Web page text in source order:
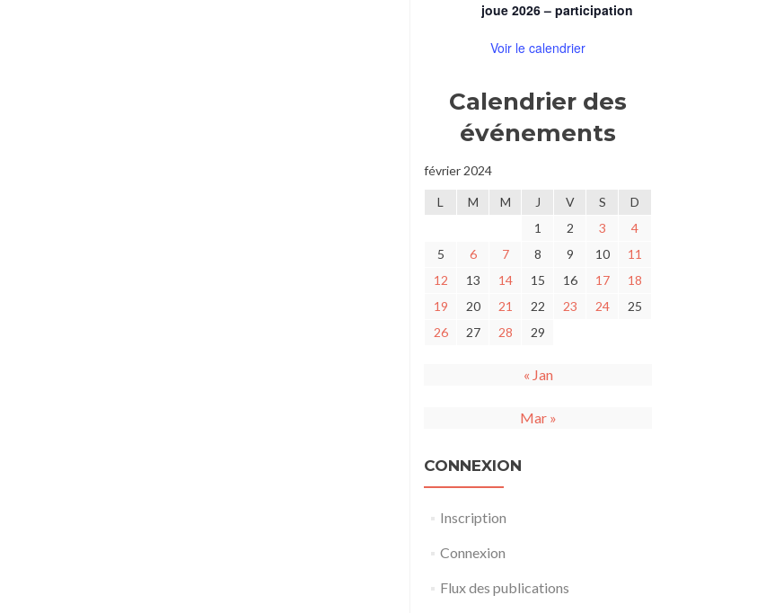
joue 2026 – participation
Voir le calendrier
Calendrier des
événements
février 2024
L M M J V S
D
1
2 3
4
5
6 7 8 9 10
11
12
13 14 15 16 17
18
19
20 21 22 23 24
25
26
27 28 29
« Jan
Mar »
CONNEXION
Inscription
Connexion
Flux des publications